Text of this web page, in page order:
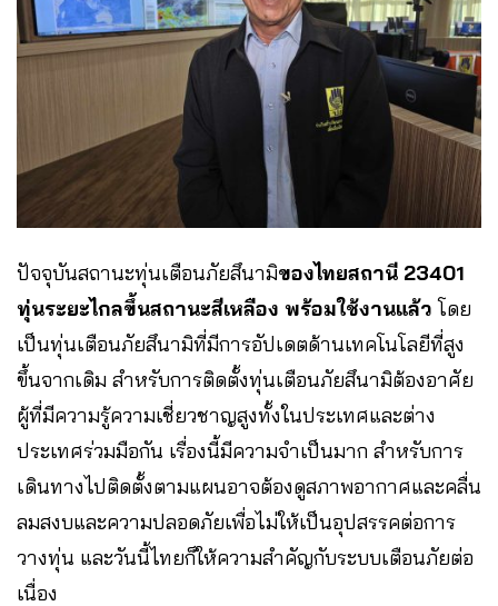
ปัจจุบันสถานะทุ่นเตือนภัยสึนามิของไทยสถานี 23401
ทุ่นระยะไกลขึ้นสถานะสีเหลือง พร้อมใช้งานแล้ว โดย
เป็นทุ่นเตือนภัยสึนามิที่มีการอัปเดตด้านเทคโนโลยีที่สูง
ขึ้นจากเดิม สำหรับการติดตั้งทุ่นเตือนภัยสึนามิต้องอาศัย
ผู้ที่มีความรู้ความเชี่ยวชาญสูงทั้งในประเทศและต่าง
ประเทศร่วมมือกัน เรื่องนี้มีความจำเป็นมาก สำหรับการ
เดินทางไปติดตั้งตามแผนอาจต้องดูสภาพอากาศและคลื่น
ลมสงบและความปลอดภัยเพื่อไม่ให้เป็นอุปสรรคต่อการ
วางทุ่น และวันนี้ไทยก็ให้ความสำคัญกับระบบเตือนภัยต่อ
เนื่อง